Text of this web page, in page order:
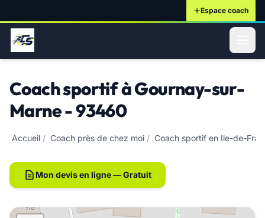
Espace coach
Coach sportif à Gournay-sur-
Marne - 93460
Accueil / Coach près de chez moi / Coach sportif en Ile-de-
Mon devis en ligne — Gratuit